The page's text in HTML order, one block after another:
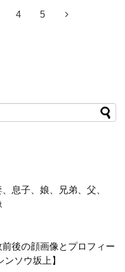
4 5
息子、娘、兄弟、父、
後の顔画像とプロフィー
ソウ坂上】